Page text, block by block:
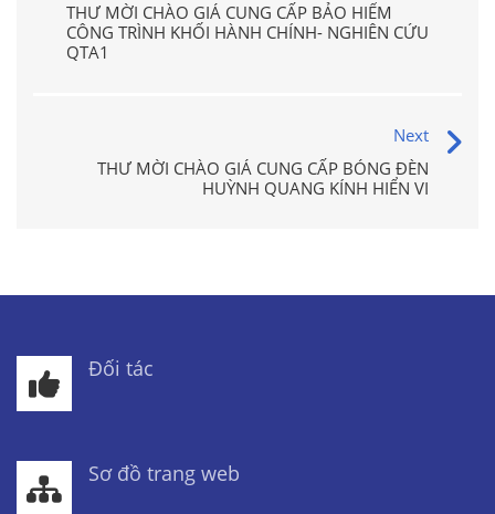
THƯ MỜI CHÀO GIÁ CUNG CẤP BẢO HIỂM
CÔNG TRÌNH KHỐI HÀNH CHÍNH- NGHIÊN CỨU
QTA1
Next
THƯ MỜI CHÀO GIÁ CUNG CẤP BÓNG ĐÈN
HUỲNH QUANG KÍNH HIỂN VI
Đối tác
Sơ đồ trang web